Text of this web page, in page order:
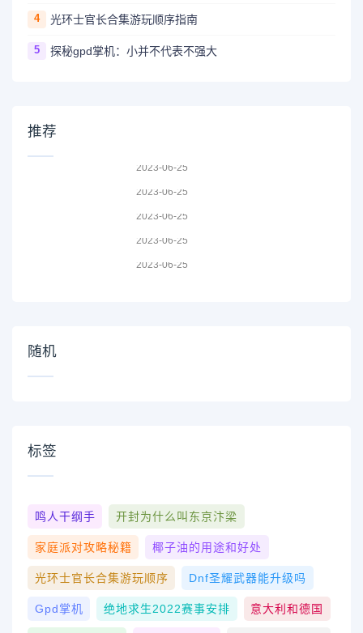
4 光环士官长合集游玩顺序指南
5 探秘gpd掌机：小并不代表不强大
推荐
2023-06-25
2023-06-25
2023-06-25
2023-06-25
2023-06-25
随机
标签
鸣人干纲手 开封为什么叫东京汴梁
家庭派对攻略秘籍 椰子油的用途和好处
光环士官长合集游玩顺序 Dnf圣耀武器能升级吗
Gpd掌机 绝地求生2022赛事安排 意大利和德国